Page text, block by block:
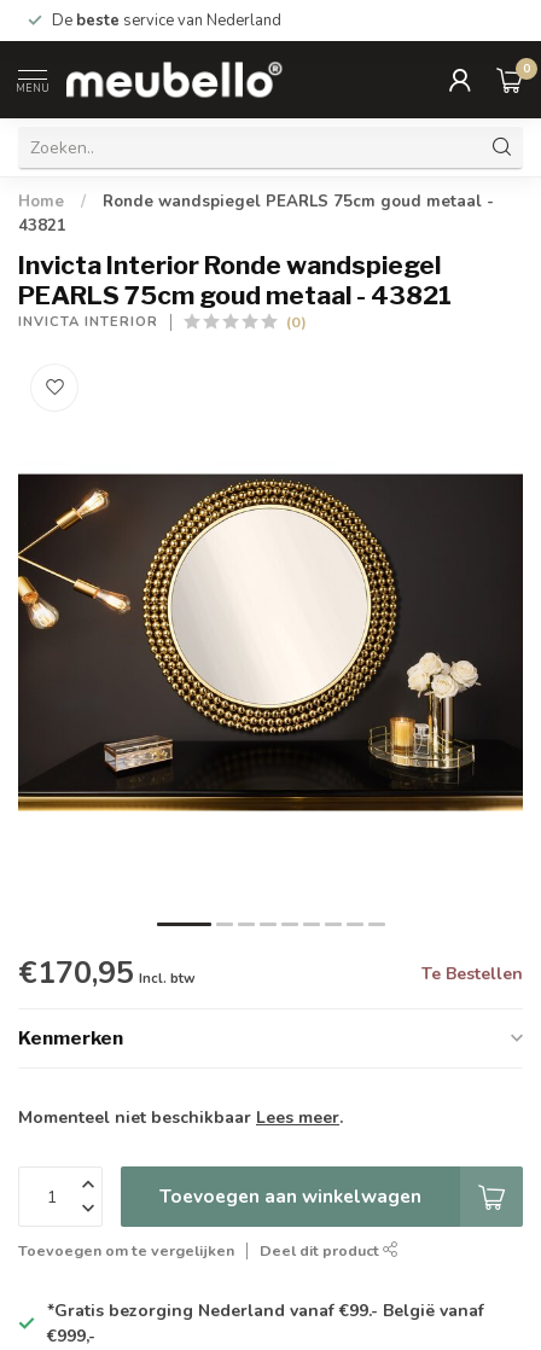
De beste service van Nederland
MENU
0
Home /
Ronde wandspiegel PEARLS 75cm goud metaal -
43821
Invicta Interior Ronde wandspiegel
PEARLS 75cm goud metaal - 43821
INVICTA INTERIOR (0)
€170,95 Incl. btw Te Bestellen
Kenmerken
Momenteel niet beschikbaar Lees meer.
Toevoegen aan winkelwagen
Toevoegen om te vergelijken Deel dit product
*Gratis bezorging Nederland vanaf €99.- België vanaf
€999,-